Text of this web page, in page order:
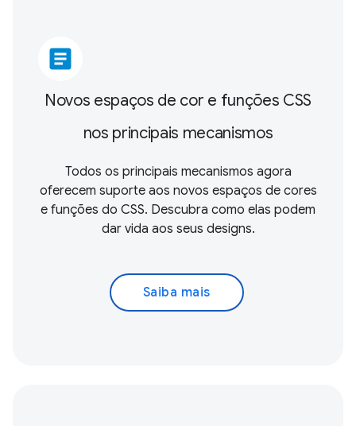
article
Novos espaços de cor e funções CSS
nos principais mecanismos
Todos os principais mecanismos agora
oferecem suporte aos novos espaços de cores
e funções do CSS. Descubra como elas podem
dar vida aos seus designs.
Saiba mais